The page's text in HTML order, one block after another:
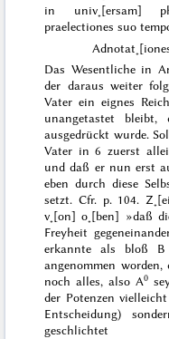
in univ˖[ersam]
praelectiones suo
Das Wesentliche in
der daraus weiter
Vater ein eignes
unangetastet
ausgedrückt wurde.
Vater in 6 zuerst
und daß er nun erst
eben durch diese
setzt. Cfr. p. 104.
v˖[on] o˖[ben] »daß
Freyheit
erkannteals bloß B
angenommen
noch alles, also A0
der Potenzen
Entscheidung)
geschlichtet